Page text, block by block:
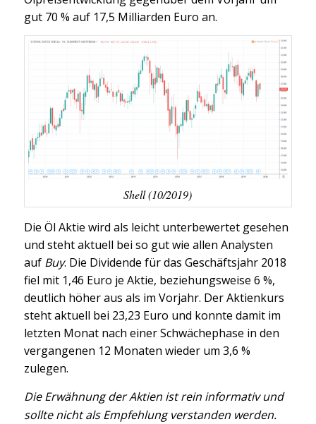
gut 70 % auf 17,5 Milliarden Euro an.
Shell (10/2019)
Die Öl Aktie wird als leicht unterbewertet gesehen
und steht aktuell bei so gut wie allen Analysten
auf Buy. Die Dividende für das Geschäftsjahr 2018
fiel mit 1,46 Euro je Aktie, beziehungsweise 6 %,
deutlich höher aus als im Vorjahr. Der Aktienkurs
steht aktuell bei 23,23 Euro und konnte damit im
letzten Monat nach einer Schwächephase in den
vergangenen 12 Monaten wieder um 3,6 %
zulegen.
Die Erwähnung der Aktien ist rein informativ und
sollte nicht als Empfehlung verstanden werden.